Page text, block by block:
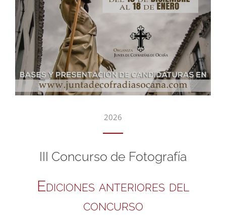
2026
III Concurso de Fotografía
Ediciones anteriores del
concurso